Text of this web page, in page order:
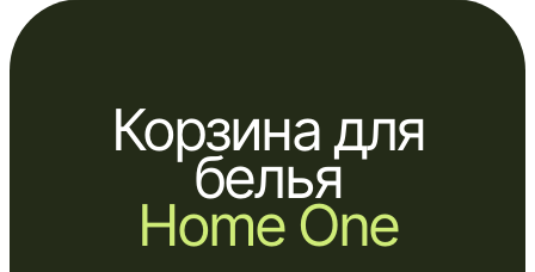
Корзина для
белья
Home One